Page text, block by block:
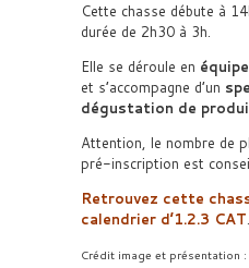
Cette chasse débute à
durée de 2h30 à 3h.
Elle se déroule en
et s’accompagne d’un
dégustation de
Attention, le nombre de
pré-inscription est
Retrouvez cette
calendrier d’1.2.3 CAT.
Crédit image et présentation :